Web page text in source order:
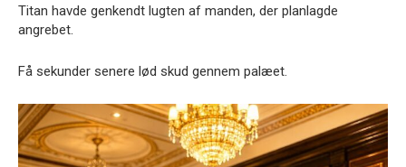
Titan havde genkendt lugten af manden, der planlagde
angrebet.
Få sekunder senere lød skud gennem palæet.